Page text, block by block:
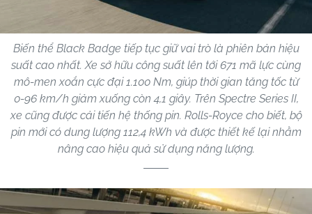
Biến thể Black Badge tiếp tục giữ vai trò là phiên bản hiệu
suất cao nhất. Xe sở hữu công suất lên tới 671 mã lực cùng
mô-men xoắn cực đại 1.100 Nm, giúp thời gian tăng tốc từ
0-96 km/h giảm xuống còn 4,1 giây. Trên Spectre Series II,
xe cũng được cải tiến hệ thống pin. Rolls-Royce cho biết, bộ
pin mới có dung lượng 112,4 kWh và được thiết kế lại nhằm
nâng cao hiệu quả sử dụng năng lượng.